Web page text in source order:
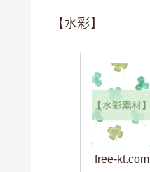
【水彩】
free-kt.com